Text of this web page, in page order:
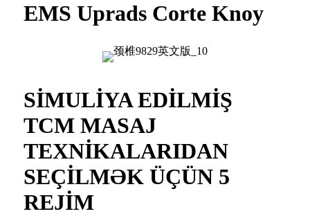
EMS Uprads Corte Knoy
SİMULİYA EDİLMİŞ
TCM MASAJ
TEXNİKALARIDAN
SEÇİLMƏK ÜÇÜN 5
REJİM